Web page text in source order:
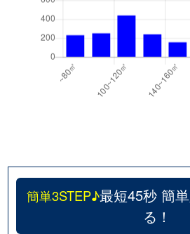
簡単3STEP♪最短45秒 簡
る！